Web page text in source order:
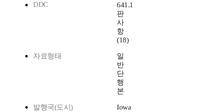
DDC
641.1
판
사
항
(18)
자료형태
일
반
단
행
본
발행국(도시) Iowa